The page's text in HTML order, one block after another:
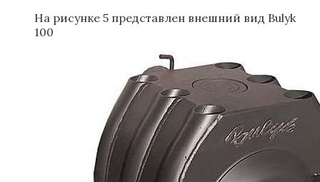
На рисунке 5 представлен внешний вид Bulyk
100